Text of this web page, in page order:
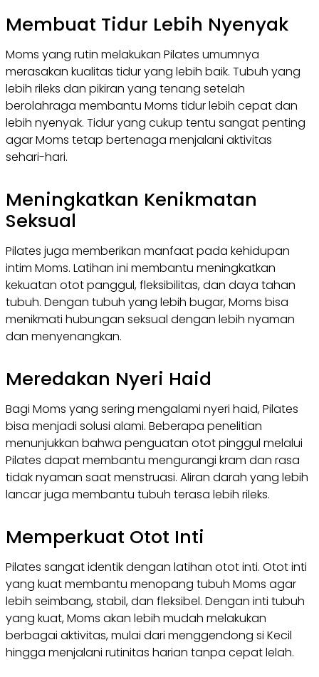
Membuat Tidur Lebih Nyenyak
Moms yang rutin melakukan Pilates umumnya
merasakan kualitas tidur yang lebih baik. Tubuh yang
lebih rileks dan pikiran yang tenang setelah
berolahraga membantu Moms tidur lebih cepat dan
lebih nyenyak. Tidur yang cukup tentu sangat penting
agar Moms tetap bertenaga menjalani aktivitas
sehari-hari.
Meningkatkan Kenikmatan
Seksual
Pilates juga memberikan manfaat pada kehidupan
intim Moms. Latihan ini membantu meningkatkan
kekuatan otot panggul, fleksibilitas, dan daya tahan
tubuh. Dengan tubuh yang lebih bugar, Moms bisa
menikmati hubungan seksual dengan lebih nyaman
dan menyenangkan.
Meredakan Nyeri Haid
Bagi Moms yang sering mengalami nyeri haid, Pilates
bisa menjadi solusi alami. Beberapa penelitian
menunjukkan bahwa penguatan otot pinggul melalui
Pilates dapat membantu mengurangi kram dan rasa
tidak nyaman saat menstruasi. Aliran darah yang lebih
lancar juga membantu tubuh terasa lebih rileks.
Memperkuat Otot Inti
Pilates sangat identik dengan latihan otot inti. Otot inti
yang kuat membantu menopang tubuh Moms agar
lebih seimbang, stabil, dan fleksibel. Dengan inti tubuh
yang kuat, Moms akan lebih mudah melakukan
berbagai aktivitas, mulai dari menggendong si Kecil
hingga menjalani rutinitas harian tanpa cepat lelah.